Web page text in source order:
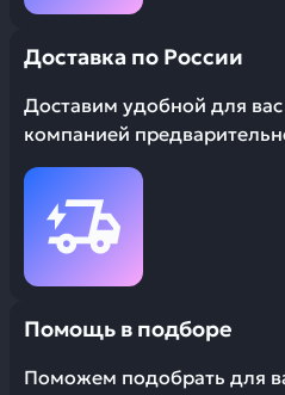
Доставка по России
Доставим удобной для
компанией
Помощь в подборе
Поможем подобрать для